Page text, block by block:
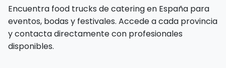
Encuentra food trucks de catering en España para
eventos, bodas y festivales. Accede a cada provincia
y contacta directamente con profesionales
disponibles.